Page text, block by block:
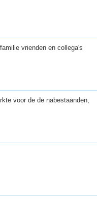
vrienden en collega's
voor de de nabestaanden,